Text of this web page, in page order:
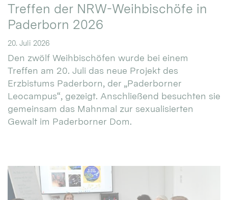
Treffen der NRW-Weihbischöfe in
Paderborn 2026
20. Juli 2026
Den zwölf Weihbischöfen wurde bei einem
Treffen am 20. Juli das neue Projekt des
Erzbistums Paderborn, der „Paderborner
Leocampus“, gezeigt. Anschließend besuchten sie
gemeinsam das Mahnmal zur sexualisierten
Gewalt im Paderborner Dom.